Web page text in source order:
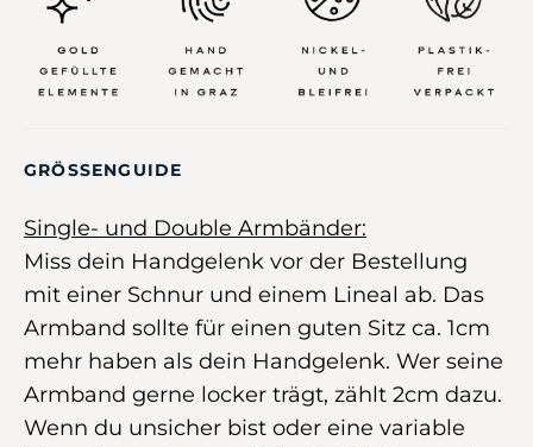
GRÖSSENGUIDE
Single- und Double Armbänder:
Miss dein Handgelenk vor der Bestellung
mit einer Schnur und einem Lineal ab. Das
Armband sollte für einen guten Sitz ca. 1cm
mehr haben als dein Handgelenk. Wer seine
Armband gerne locker trägt, zählt 2cm dazu.
Wenn du unsicher bist oder eine variable